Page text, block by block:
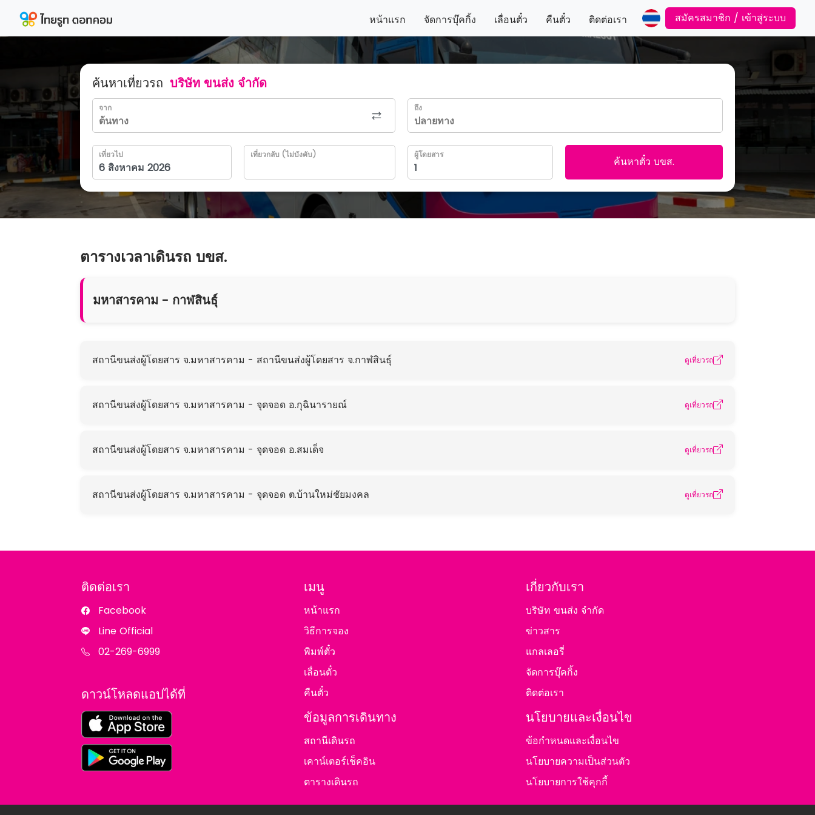
หน้าแรก จัดการบุ๊คกิ้ง เลื่อนตั๋ว คืนตั๋ว ติดต่อเรา สมัครสมาชิก / เข้าสู่ระบบ
ค้นหาเที่ยวรถ บริษัท ขนส่ง จำกัด
จาก ถึง
เที่ยวไป เที่ยวกลับ (ไม่บังคับ) ผู้โดยสาร
ค้นหาตั๋ว บขส.
ตารางเวลาเดินรถ บขส.
มหาสารคาม - กาฬสินธุ์
สถานีขนส่งผู้โดยสาร จ.มหาสารคาม - สถานีขนส่งผู้โดยสาร จ.กาฬสินธุ์ ดูเที่ยวรถ
สถานีขนส่งผู้โดยสาร จ.มหาสารคาม - จุดจอด อ.กุฉินารายณ์ ดูเที่ยวรถ
สถานีขนส่งผู้โดยสาร จ.มหาสารคาม - จุดจอด อ.สมเด็จ ดูเที่ยวรถ
สถานีขนส่งผู้โดยสาร จ.มหาสารคาม - จุดจอด ต.บ้านใหม่ชัยมงคล ดูเที่ยวรถ
ติดต่อเรา
Facebook
Line Official
02-269-6999
ดาวน์โหลดแอปได้ที่
เมนู
หน้าแรก
วิธีการจอง
พิมพ์ตั๋ว
เลื่อนตั๋ว
คืนตั๋ว
เกี่ยวกับเรา
บริษัท ขนส่ง จำกัด
ข่าวสาร
แกลเลอรี่
จัดการบุ๊คกิ้ง
ติดต่อเรา
ข้อมูลการเดินทาง
สถานีเดินรถ
เคาน์เตอร์เช็คอิน
ตารางเดินรถ
นโยบายและเงื่อนไข
ข้อกำหนดและเงื่อนไข
นโยบายความเป็นส่วนตัว
นโยบายการใช้คุกกี้